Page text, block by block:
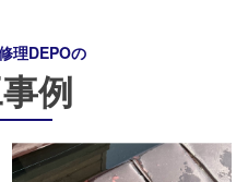
理DEPOの
例